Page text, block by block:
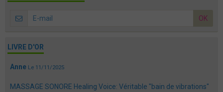
OK
LIVRE D'OR
Anne Le 11/11/2025
MASSAGE SONORE Healing Voice: Véritable "bain de vibrations"